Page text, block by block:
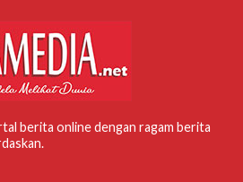
berita online dengan ragam berita